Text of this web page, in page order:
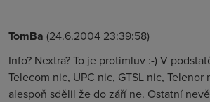
TomBa (24.6.2004 23:39:58)
Info? Nextra? To je protimluv :-) V
Telecom nic, UPC nic, GTSL nic, Telenor
alespoň sdělil že do září ne. Ostatní